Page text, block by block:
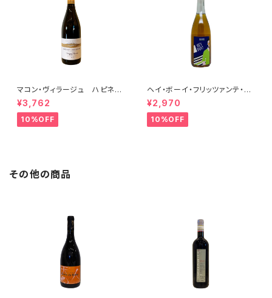
マコン・ヴィラージュ ハピネ
ス 2023 ブレノ・ベランジェ
¥3,762
10%OFF
ヘイ・ボーイ・フリッツァンテ・ビ
アンコ 2022 オールド・ボー
イ
¥2,970
10%OFF
その他の商品